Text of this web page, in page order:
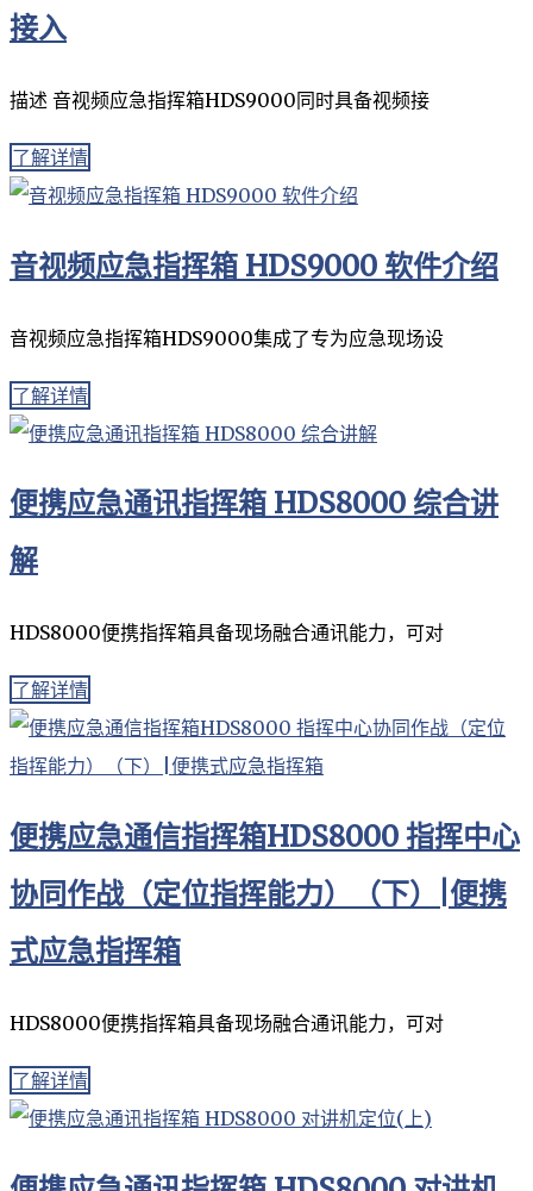
接入
描述 音视频应急指挥箱HDS9000同时具备视频接
了解详情
音视频应急指挥箱 HDS9000 软件介绍
音视频应急指挥箱HDS9000集成了专为应急现场设
了解详情
便携应急通讯指挥箱 HDS8000 综合讲
解
HDS8000便携指挥箱具备现场融合通讯能力，可对
了解详情
便携应急通信指挥箱HDS8000 指挥中心
协同作战（定位指挥能力）（下）|便携
式应急指挥箱
HDS8000便携指挥箱具备现场融合通讯能力，可对
了解详情